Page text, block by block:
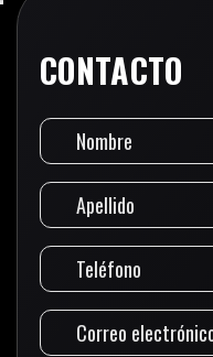
CONTACTO